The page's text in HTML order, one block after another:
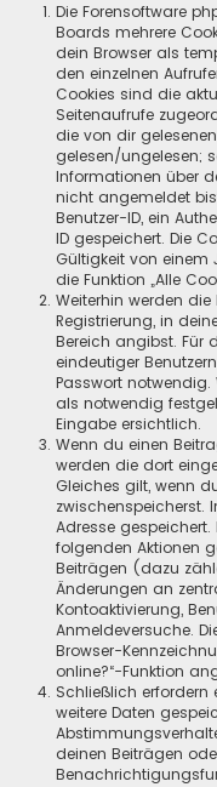
Die Forensoftware
Boards mehrere
dein Browser als
den einzelnen
Cookies sind die
Seitenaufrufe
die von dir
gelesen/ungelesen;
Informationen über
nicht angemeldet
Benutzer-ID, ein
ID gespeichert. Die
Gültigkeit von einem
die Funktion „Alle
Weiterhin werden
Registrierung, in
Bereich angibst. Für
eindeutiger
Passwort notwendig.
als notwendig
Eingabe ersichtlich.
Wenn du einen
werden die dort
Gleiches gilt, wenn
zwischenspeicherst.
Adresse gespeichert.
folgenden Aktionen
Beiträgen (dazu
Änderungen an
Kontoaktivierung,
Anmeldeversuche.
Browser-
online?“-Funktion
Schließlich erfordern
weitere Daten
deinen Beiträgen